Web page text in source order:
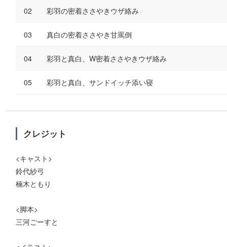
彩羽の密着ささやきウザ絡み
真白の密着ささやき甘罵倒
彩羽と真白、W密着ささやきウザ絡み
彩羽と真白、サンドイッチ添い寝
クレジット
<キャスト>
鈴代紗弓
楠木ともり
<脚本>
三河ごーすと